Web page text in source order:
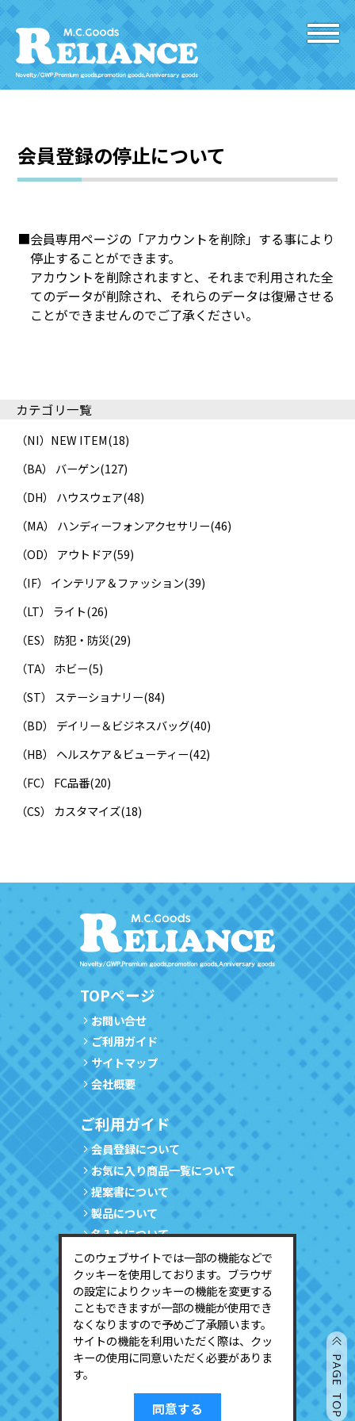
会員登録の停止について
■会員専用ページの「アカウントを削除」する事により
停止することができます。
アカウントを削除されますと、それまで利用された全
てのデータが削除され、それらのデータは復帰させる
ことができませんのでご了承ください。
カテゴリ一覧
（NI）NEW ITEM(18)
（BA） バーゲン(127)
（DH） ハウスウェア(48)
（MA） ハンディーフォンアクセサリー(46)
（OD） アウトドア(59)
（IF） インテリア＆ファッション(39)
（LT） ライト(26)
（ES） 防犯・防災(29)
（TA） ホビー(5)
（ST） ステーショナリー(84)
（BD） デイリー＆ビジネスバッグ(40)
（HB） ヘルスケア＆ビューティー(42)
（FC） FC品番(20)
（CS） カスタマイズ(18)
TOPページ
お問い合せ
ご利用ガイド
サイトマップ
会社概要
ご利用ガイド
会員登録について
お気に入り商品一覧について
提案書について
製品について
名入れについて
サンプルについて
会員情報の確認・変更について
会員登録の停止について
サービスのご利用
会員ログイン
このウェブサイトでは一部の機能などで
クッキーを使用しております。ブラウザ
の設定によりクッキーの機能を変更する
こともできますが一部の機能が使用でき
なくなりますので予めご了承願います。
サイトの機能を利用いただく際は、クッ
キーの使用に同意いただく必要がありま
す。
同意する